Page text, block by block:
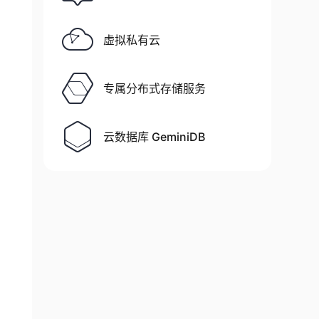
虚拟私有云
专属分布式存储服务
云数据库 GeminiDB